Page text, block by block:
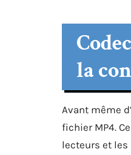
la
Avant même
fichier MP4.
lecteurs et